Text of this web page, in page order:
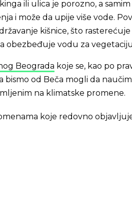
ili ulica je porozno, a
i može da upije više vode.
kišnice, što rasterećuje
obezbeđuje vodu za
Beograda koje se, kao po
bismo od Beča mogli da
na klimatske promene.
koje redovno